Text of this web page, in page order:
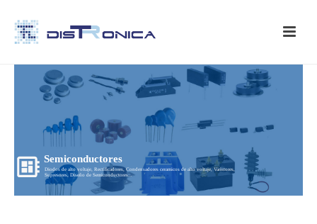
Semiconductores
Diodos de alto voltaje, Rectificadores, Condensadores ceramicos de alto voltaje, Varistores,
Supresores, Diseño de Semiconductores...